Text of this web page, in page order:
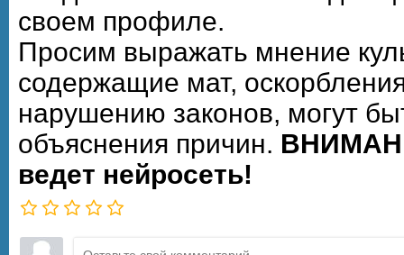
своем профиле.
Просим выражать мнение
содержащие мат,
нарушению законов, могут
объяснения причин.
ведет нейросеть!